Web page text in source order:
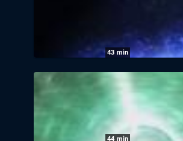
43 min
Das Universum - Eine
05.08.2026
44 min